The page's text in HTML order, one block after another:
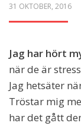
POSTED
31 OKTOBER, 2016
Jag har hört
när de är
Jag hetsäter
Tröstar mig
har det gått